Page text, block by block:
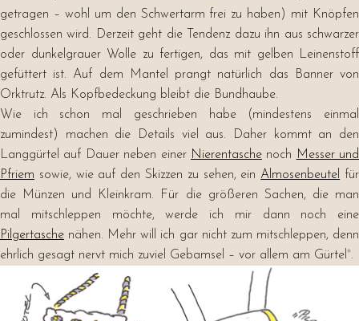
getragen – wohl um den Schwertarm frei zu haben) mit Knöpfen
geschlossen wird. Derzeit geht die Tendenz dazu ihn aus schwarzer
oder dunkelgrauer Wolle zu fertigen, das mit gelben Leinenstoff
gefüttert ist. Auf dem Mantel prangt natürlich das Banner von
Orktrutz. Als Kopfbedeckung bleibt die Bundhaube.
Wie ich schon mal geschrieben habe (mindestens einmal
zumindest) machen die Details viel aus. Daher kommt an den
Langgürtel auf Dauer neben einer Nierentaschenoch Messer und
Pfriem sowie, wie auf den Skizzen zu sehen, ein Almosenbeutel
für
die Münzen und Kleinkram. Für die größeren Sachen, die man
mal mitschleppen möchte, werde ich mir dann noch eine
Pilgertasche nähen. Mehr will ich gar nicht zum mitschleppen, denn
ehrlich gesagt nervt mich zuviel Gebamsel – vor allem am Gürtel*.